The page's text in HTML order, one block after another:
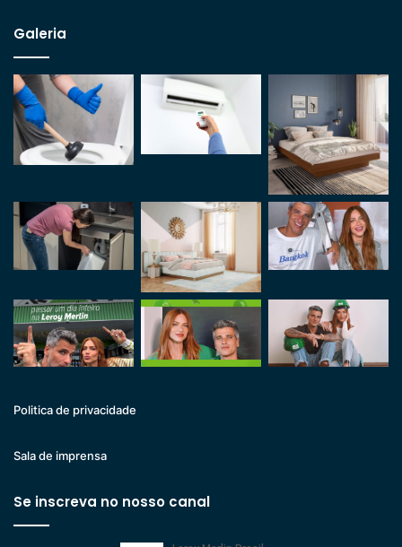
Galeria
Politica de privacidade
Sala de imprensa
Se inscreva no nosso canal